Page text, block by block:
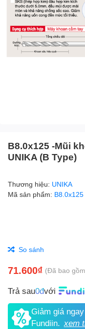
B8.0x125 -Mũi
UNIKA (B Type)
Thương hiệu: UNIKA
Mã sản phẩm: B8.0x125
So sánh
71.600₫ (Đã bao
Trả sau0đvới
Giảm giá ngay
Fundiin. xem